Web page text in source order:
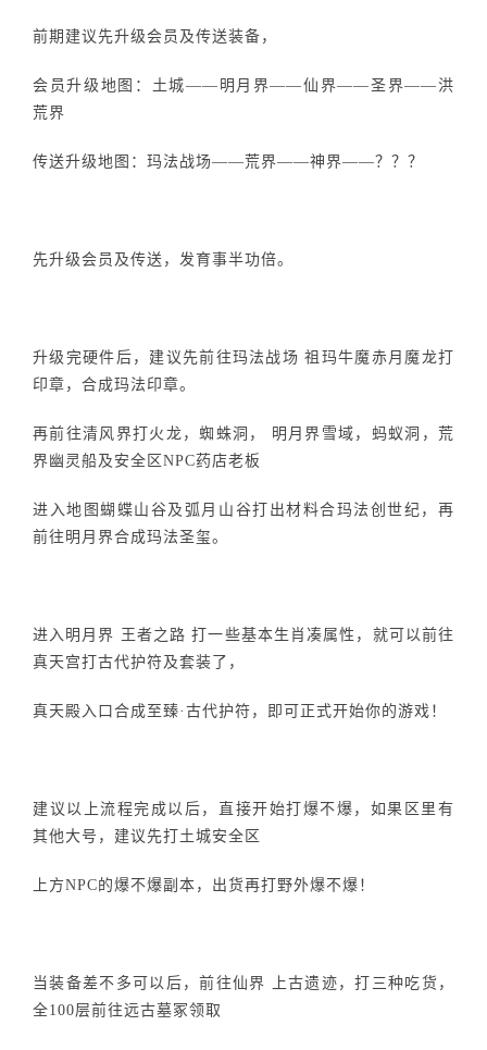
前期建议先升级会员及传送装备，
会员升级地图：土城——明月界——仙界——圣界——洪
荒界
传送升级地图：玛法战场——荒界——神界——？？？
先升级会员及传送，发育事半功倍。
升级完硬件后，建议先前往玛法战场 祖玛牛魔赤月魔龙打
印章，合成玛法印章。
再前往清风界打火龙，蜘蛛洞， 明月界雪域，蚂蚁洞，荒
界幽灵船及安全区NPC药店老板
进入地图蝴蝶山谷及弧月山谷打出材料合玛法创世纪，再
前往明月界合成玛法圣玺。
进入明月界 王者之路 打一些基本生肖凑属性，就可以前往
真天宫打古代护符及套装了，
真天殿入口合成至臻·古代护符，即可正式开始你的游戏！
建议以上流程完成以后，直接开始打爆不爆，如果区里有
其他大号，建议先打土城安全区
上方NPC的爆不爆副本，出货再打野外爆不爆！
当装备差不多可以后，前往仙界 上古遗迹，打三种吃货，
全100层前往远古墓冢领取